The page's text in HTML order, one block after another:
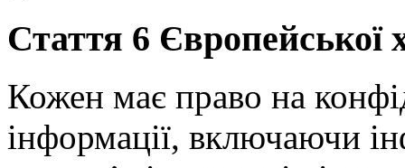
Стаття 6 Європейської
Кожен має право на
інформації, включаючи